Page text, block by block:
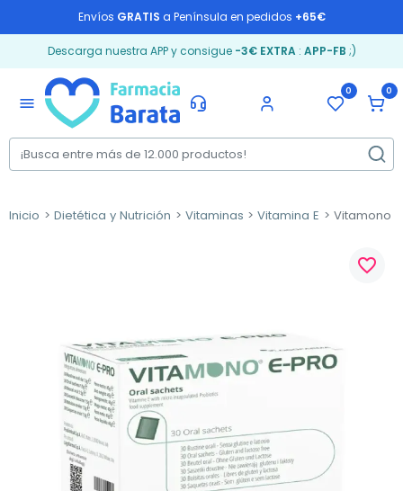
Envíos GRATIS a Península en pedidos +65€
Descarga nuestra APP y consigue -3€ EXTRA: APP-FB ;)
menu
0 0
Inicio Dietética y Nutrición Vitaminas Vitamina E Vitamono
favorite_border